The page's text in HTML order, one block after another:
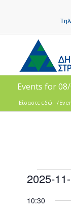
Events for
Είσαστε εδώ: /
2025-
date.
10:30